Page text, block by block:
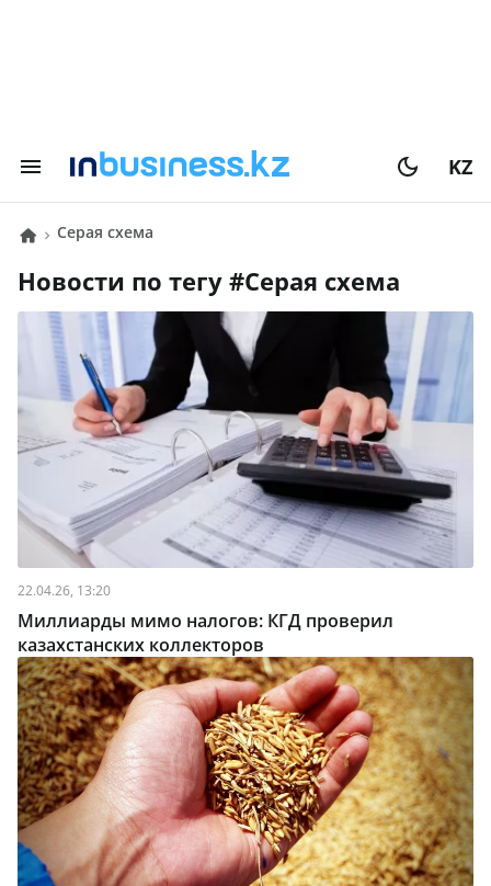
KZ
серая схема
Новости по тегу # серая схема
22.04.26, 13:20
Миллиарды мимо налогов: КГД проверил
казахстанских коллекторов